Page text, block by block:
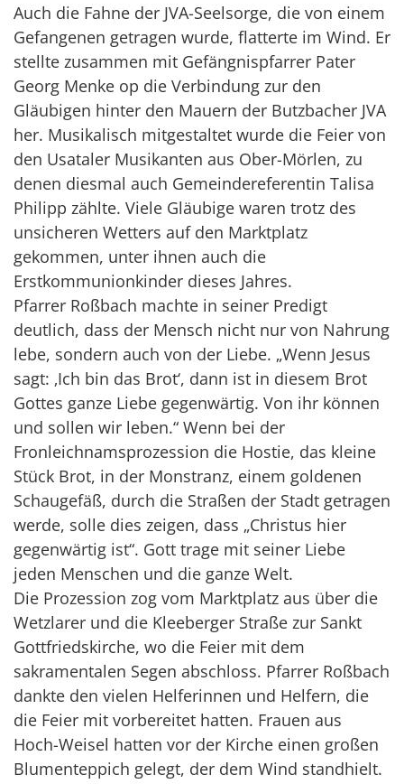
Auch die Fahne der JVA-Seelsorge, die von einem
Gefangenen getragen wurde, flatterte im Wind. Er
stellte zusammen mit Gefängnispfarrer Pater
Georg Menke op die Verbindung zur den
Gläubigen hinter den Mauern der Butzbacher JVA
her. Musikalisch mitgestaltet wurde die Feier von
den Usataler Musikanten aus Ober-Mörlen, zu
denen diesmal auch Gemeindereferentin Talisa
Philipp zählte. Viele Gläubige waren trotz des
unsicheren Wetters auf den Marktplatz
gekommen, unter ihnen auch die
Erstkommunionkinder dieses Jahres.
Pfarrer Roßbach machte in seiner Predigt
deutlich, dass der Mensch nicht nur von Nahrung
lebe, sondern auch von der Liebe. „Wenn Jesus
sagt: ‚Ich bin das Brot‘, dann ist in diesem Brot
Gottes ganze Liebe gegenwärtig. Von ihr können
und sollen wir leben.“ Wenn bei der
Fronleichnamsprozession die Hostie, das kleine
Stück Brot, in der Monstranz, einem goldenen
Schaugefäß, durch die Straßen der Stadt getragen
werde, solle dies zeigen, dass „Christus hier
gegenwärtig ist“. Gott trage mit seiner Liebe
jeden Menschen und die ganze Welt.
Die Prozession zog vom Marktplatz aus über die
Wetzlarer und die Kleeberger Straße zur Sankt
Gottfriedskirche, wo die Feier mit dem
sakramentalen Segen abschloss. Pfarrer Roßbach
dankte den vielen Helferinnen und Helfern, die
die Feier mit vorbereitet hatten. Frauen aus
Hoch-Weisel hatten vor der Kirche einen großen
Blumenteppich gelegt, der dem Wind standhielt.